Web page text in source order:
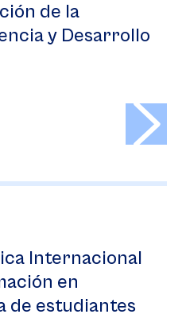
de la
y Desarrollo
Internacional
en
de estudiantes